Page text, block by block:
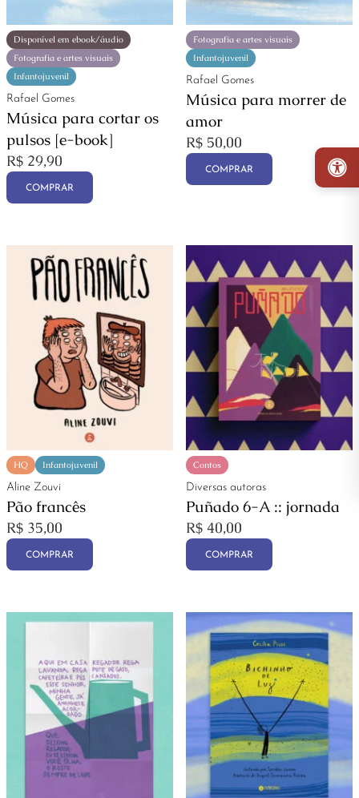
Disponível em ebook/áudio
Fotografia e artes visuais
Infantojuvenil
Rafael Gomes
Música para cortar os
pulsos [e-book]
R$ 29,90
COMPRAR
Fotografia e artes visuais
Infantojuvenil
Rafael Gomes
Música para morrer de
amor
R$ 50,00
COMPRAR
HQ Infantojuvenil
Aline Zouvi
Pão francês
R$ 35,00
COMPRAR
Contos
Diversas autoras
Puñado 6-A :: jornada
R$ 40,00
COMPRAR